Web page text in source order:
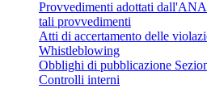
Provvedimenti adottati
tali provvedimenti
Atti di accertamento delle
Whistleblowing
Obblighi di pubblicazione
Controlli interni